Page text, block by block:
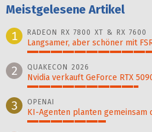
Meistgelesene Artikel
1
RADEON RX 7800 XT & RX 7600
Langsamer, aber schöner mit
2 QUAKECON 2026
Nvidia verkauft GeForce RTX
3 OPENAI
KI-Agenten planten gemein­sam